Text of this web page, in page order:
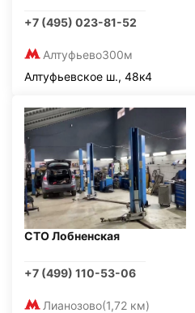
+7 (495) 023-81-52
Алтуфьево300м
Алтуфьевское ш., 48к4
СТО Лобненская
+7 (499) 110-53-06
Лианозово(1,72 км)